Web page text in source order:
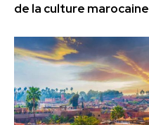
de la culture marocaine